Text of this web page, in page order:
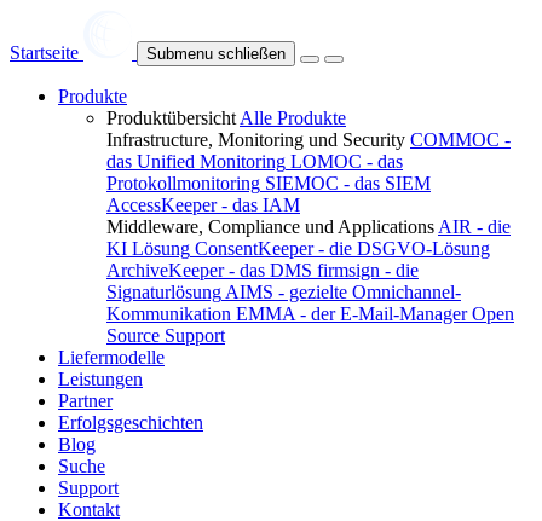
Startseite Submenu schließen
Produkte
Produktübersicht Alle Produkte
Infrastructure, Monitoring und Security COMMOC -
das Unified Monitoring LOMOC - das
Protokollmonitoring SIEMOC - das SIEM
AccessKeeper - das IAM
Middleware, Compliance und Applications AIR - die
KI Lösung ConsentKeeper - die DSGVO-Lösung
ArchiveKeeper - das DMS firmsign - die
Signaturlösung AIMS - gezielte Omnichannel-
Kommunikation EMMA - der E-Mail-Manager Open
Source Support
Liefermodelle
Leistungen
Partner
Erfolgsgeschichten
Blog
Suche
Support
Kontakt